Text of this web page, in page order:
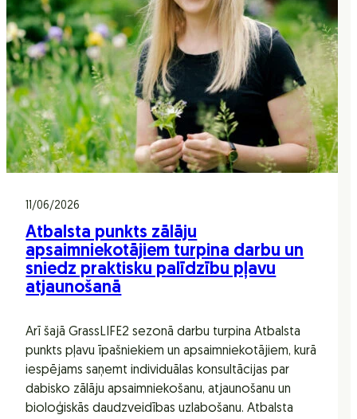
11/06/2026
Atbalsta punkts zālāju
apsaimniekotājiem turpina darbu un
sniedz praktisku palīdzību pļavu
atjaunošanā
Arī šajā GrassLIFE2 sezonā darbu turpina Atbalsta
punkts pļavu īpašniekiem un apsaimniekotājiem, kurā
iespējams saņemt individuālas konsultācijas par
dabisko zālāju apsaimniekošanu, atjaunošanu un
bioloģiskās daudzveidības uzlabošanu. Atbalsta